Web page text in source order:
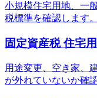
小規模住宅用地、一
税標準を確認します。
固定資産税 住宅
用途変更、空き家、
が外れていないか確